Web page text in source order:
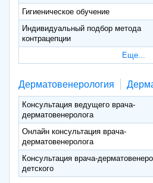
Гигиеническое обучение
Индивидуальный подбор метода
контрацепции
Еще...
Дерматовенерология
Консультация ведущего врача-
дерматовенеролога
Онлайн консультация врача-
дерматовенеролога
Консультация врача-
детского